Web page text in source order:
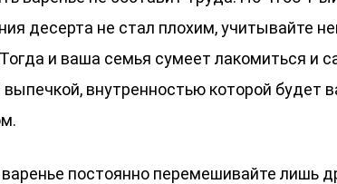
десерта не стал плохим, учитывайте
и ваша семья сумеет лакомиться и
внутренностью которой будет
постоянно перемешивайте лишь